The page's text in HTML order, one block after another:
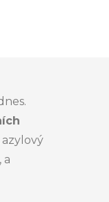
azylový
a